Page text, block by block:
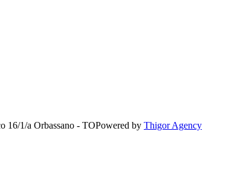
16/1/a Orbassano - TOPowered by Thigor Agency